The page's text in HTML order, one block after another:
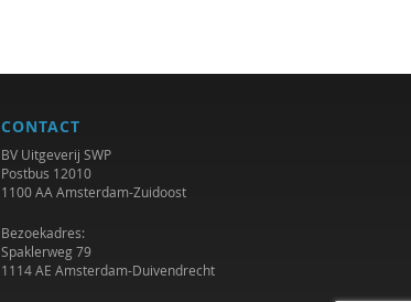
CONTACT
BV Uitgeverij SWP
Postbus 12010
1100 AA Amsterdam-Zuidoost
Bezoekadres:
Spaklerweg 79
1114 AE Amsterdam-Duivendrecht